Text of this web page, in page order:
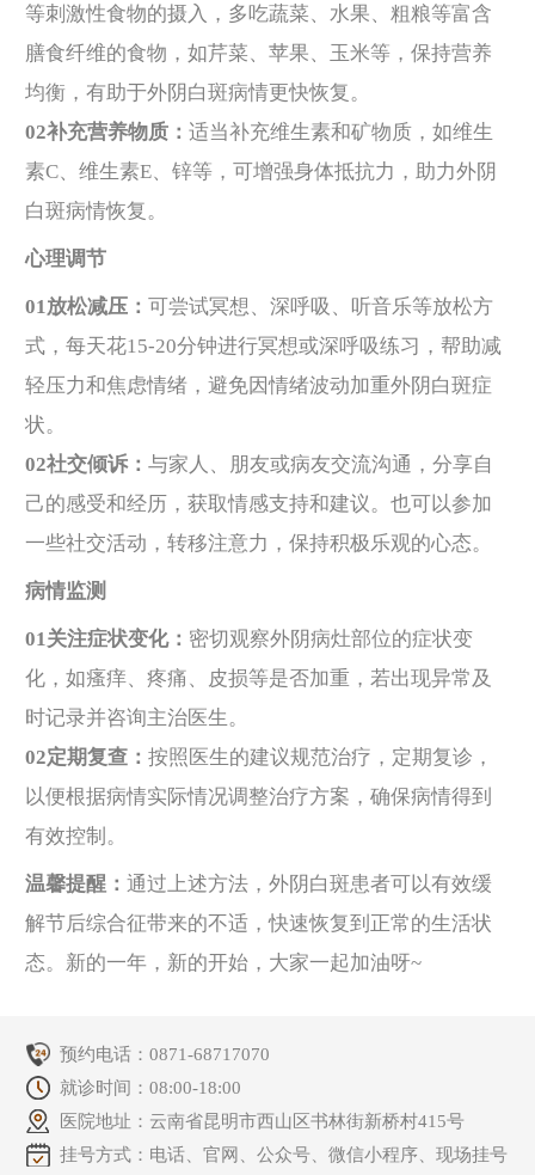
等刺激性食物的摄入，多吃蔬菜、水果、粗粮等富含
膳食纤维的食物，如芹菜、苹果、玉米等，保持营养
均衡，有助于外阴白斑病情更快恢复。
02补充营养物质： 适当补充维生素和矿物质，如维生
素C、维生素E、锌等，可增强身体抵抗力，助力外阴
白斑病情恢复。
心理调节
01放松减压： 可尝试冥想、深呼吸、听音乐等放松方
式，每天花15-20分钟进行冥想或深呼吸练习，帮助减
轻压力和焦虑情绪，避免因情绪波动加重外阴白斑症
状。
02社交倾诉： 与家人、朋友或病友交流沟通，分享自
己的感受和经历，获取情感支持和建议。也可以参加
一些社交活动，转移注意力，保持积极乐观的心态。
病情监测
01关注症状变化： 密切观察外阴病灶部位的症状变
化，如瘙痒、疼痛、皮损等是否加重，若出现异常及
时记录并咨询主治医生。
02定期复查： 按照医生的建议规范治疗，定期复诊，
以便根据病情实际情况调整治疗方案，确保病情得到
有效控制。
温馨提醒： 通过上述方法，外阴白斑患者可以有效缓
解节后综合征带来的不适，快速恢复到正常的生活状
态。新的一年，新的开始，大家一起加油呀~
预约电话：0871-68717070
就诊时间：08:00-18:00
医院地址：云南省昆明市西山区书林街新桥村415号
挂号方式：电话、官网、公众号、微信小程序、现场挂号